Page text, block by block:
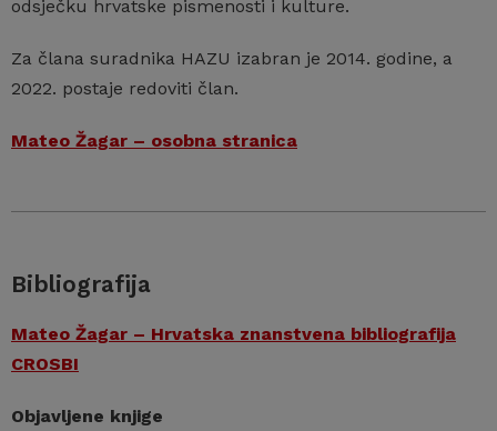
odsječku hrvatske pismenosti i kulture.
Za člana suradnika HAZU izabran je 2014. godine, a
2022. postaje redoviti član.
Mateo Žagar – osobna stranica
Bibliografija
Mateo Žagar – Hrvatska znanstvena bibliografija
CROSBI
Objavljene knjige